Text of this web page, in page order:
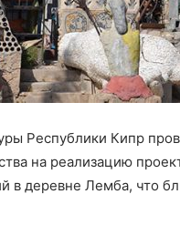
Республики Кипр
на реализацию
в деревне Лемба, что